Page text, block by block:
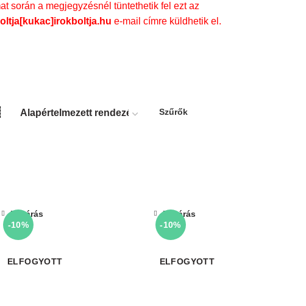
során a megjegyzésnél tüntethetik fel ezt az
e-mail címre küldhetik el.
Szűrők
-10%
ELFOGYOTT
Bezárás
-10%
ELFOGYOTT
Bezárás